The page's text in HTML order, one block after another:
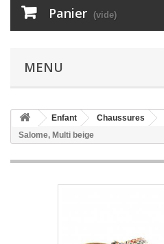
Panier (vide)
MENU
Enfant Chaussures
Salome, Multi beige